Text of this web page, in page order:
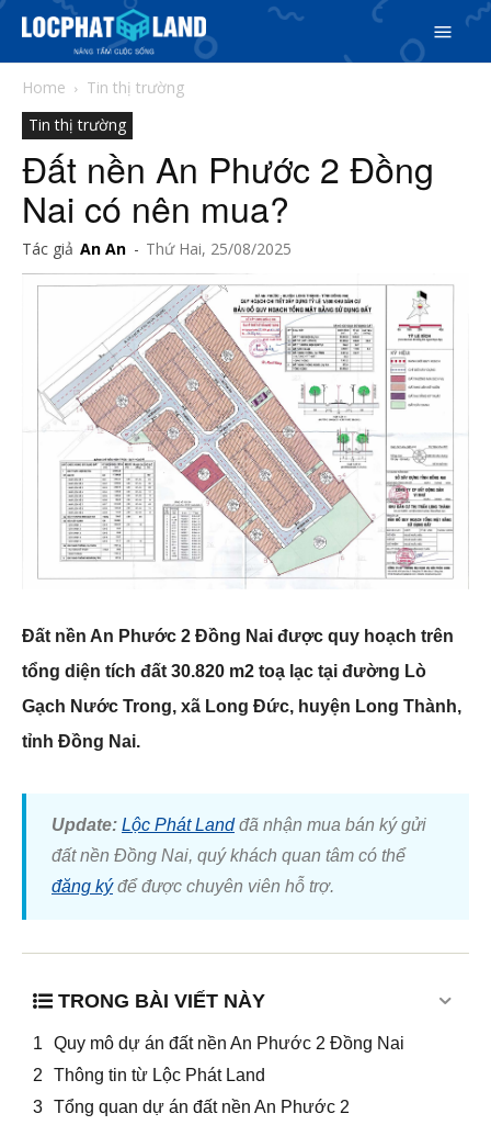
Search
Search
5/5(4 Reviews)
Phiên bản cập nhật V3
& tìm kiếm nhanh chóng hơn
Trang chủ
Dự án
Mua bán
Cho thuê
Thị trường
Liên hệ
(4 Reviews)
Home
Tin thị trường
Tin thị trường
Đất nền An Phước 2 Đồng
Nai có nên mua?
Tác giả An An - Thứ Hai, 25/08/2025
Đất nền An Phước 2 Đồng Nai được quy hoạch trên
tổng diện tích đất 30.820 m2 toạ lạc tại đường Lò
Gạch Nước Trong, xã Long Đức, huyện Long Thành,
tỉnh Đồng Nai.
Update: Lộc Phát Landđã nhận mua bán ký gửi
đất nền Đồng Nai, quý khách quan tâm có thể
đăng kýđể được chuyên viên hỗ trợ.
TRONG BÀI VIẾT NÀY
Quy mô dự án đất nền An Phước 2 Đồng Nai
Thông tin từ Lộc Phát Land
Tổng quan dự án đất nền An Phước 2